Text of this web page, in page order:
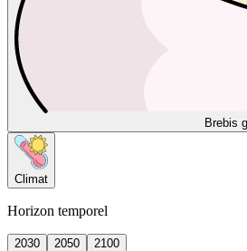
Brebis
Climat
Horizon temporel
2030 2050
2100